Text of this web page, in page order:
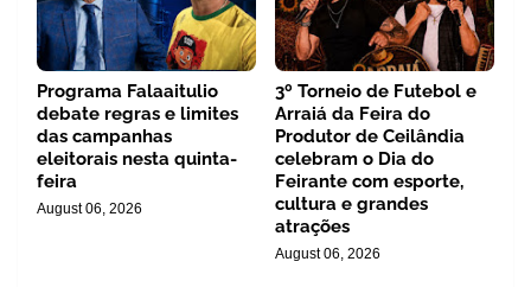
Programa Falaaitulio
debate regras e limites
das campanhas
eleitorais nesta quinta-
feira
August 06, 2026
3º Torneio de Futebol e
Arraiá da Feira do
Produtor de Ceilândia
celebram o Dia do
Feirante com esporte,
cultura e grandes
atrações
August 06, 2026